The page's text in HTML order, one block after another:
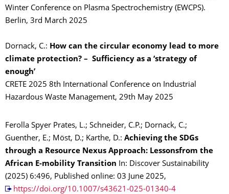
Winter Conference on Plasma Spectrochemistry (EWCPS).
Berlin, 3rd March 2025
Dornack, C.: How can the circular economy lead to more
climate protection? – Sufficiency as a ‘strategy of
enough’
CRETE 2025 8th International Conference on Industrial
Hazardous Waste Management, 29th May 2025
Ferolla Spyer Prates, L.; Schneider, C.P.; Dornack, C.;
Guenther, E.; Möst, D.; Karthe, D.: Achieving the SDGs
through a Resource Nexus Approach: Lessonsfrom the
African E‑mobility Transition In: Discover Sustainability
(2025) 6:496, Published online: 03 June 2025,
https://doi.org/10.1007/s43621-025-01340-4